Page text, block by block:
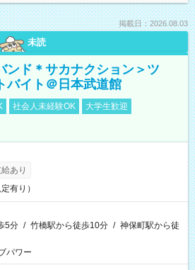
掲載日：2026.08.03
未読
ンド＊サカナクション＞ツ
バイト＠日本武道館
社会人未経験OK
大学生歓迎
あり
有り）
5分 / 竹橋駅から徒歩10分 / 神保町駅から徒
パワー